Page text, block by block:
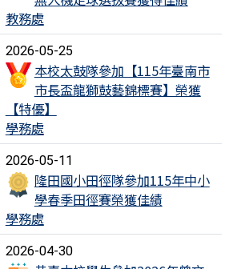
教務處
2026-05-25
本校太鼓隊參加【115年臺南市
市長盃龍獅鼓藝錦標賽】榮獲
【特優】
學務處
2026-05-11
隆田國小田徑隊參加115年中小
學春季田徑賽榮獲佳績
學務處
2026-04-30